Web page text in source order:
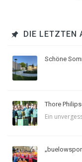
DIE LETZTEN
Schöne
Thore
Ein